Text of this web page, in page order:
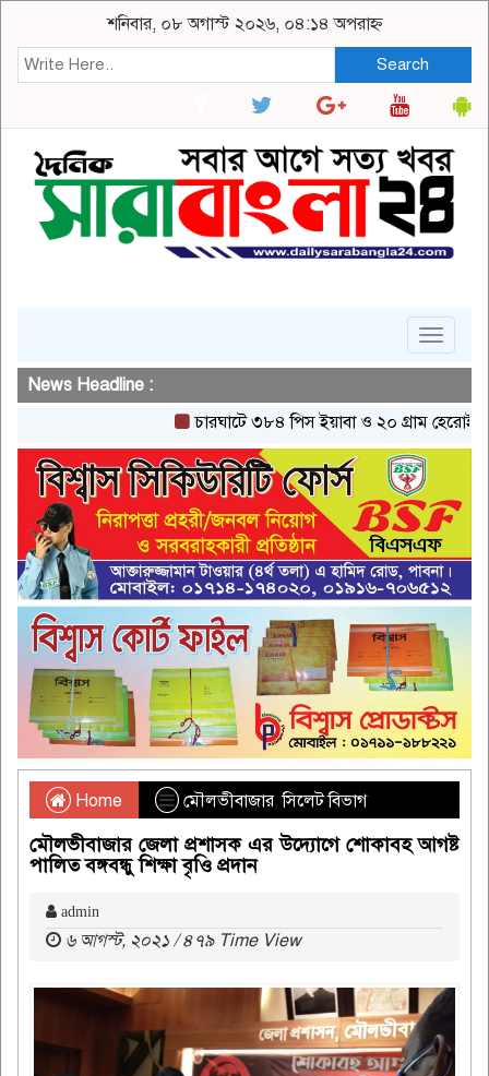
শনিবার, ০৮ অগাস্ট ২০২৬, ০৪:১৪ অপরাহ্ন
Search
Toggle
News Headline :
চারঘাটে ৩৮৪ পিস ইয়াবা ও ২০ গ্রাম হেরোইনসহ
Home মৌলভীবাজার,সিলেট বিভাগ
মৌলভীবাজার জেলা প্রশাসক এর উদ্যোগে শোকাবহ আগষ্ট
পালিত বঙ্গবন্ধু শিক্ষা বৃওি প্রদান
admin
৬ আগস্ট, ২০২১ / ৪৭৯ Time View